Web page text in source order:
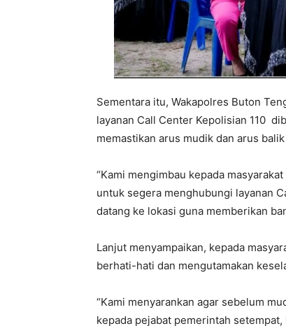
Sementara itu, Wakapolres Buton
layanan Call Center Kepolisian 110
memastikan arus mudik dan arus
“Kami mengimbau kepada
untuk segera menghubungi layanan
datang ke lokasi guna memberikan
Lanjut menyampaikan, kepada
berhati-hati dan mengutamakan
“Kami menyarankan agar sebelum
kepada pejabat pemerintah